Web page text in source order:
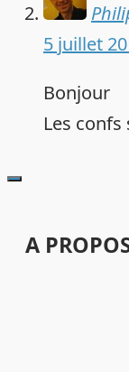
5 juillet
Bonjour
Les
A